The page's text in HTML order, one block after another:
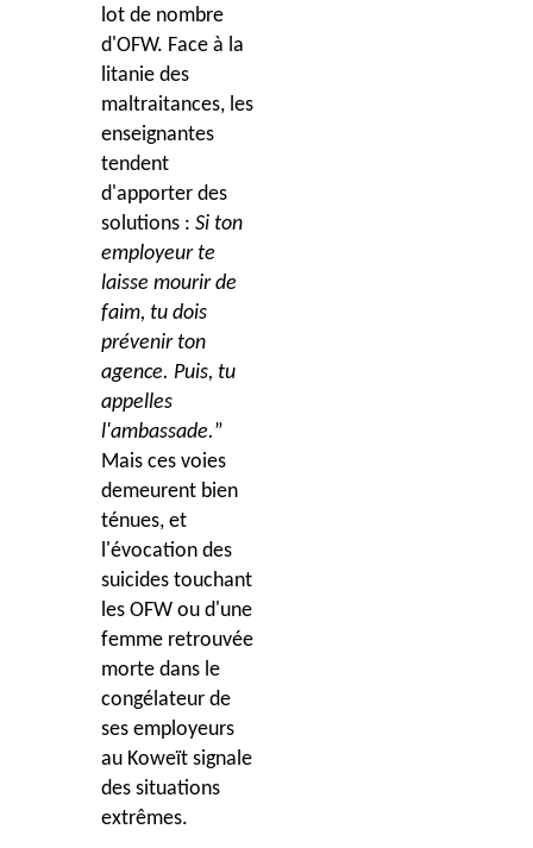
lot de nombre
d'OFW. Face à la
litanie des
maltraitances, les
enseignantes
tendent
d'apporter des
solutions : Si ton
employeur te
laisse mourir de
faim, tu dois
prévenir ton
agence. Puis, tu
appelles
l'ambassade.”
Mais ces voies
demeurent bien
ténues, et
l'évocation des
suicides touchant
les OFW ou d'une
femme retrouvée
morte dans le
congélateur de
ses employeurs
au Koweït signale
des situations
extrêmes.